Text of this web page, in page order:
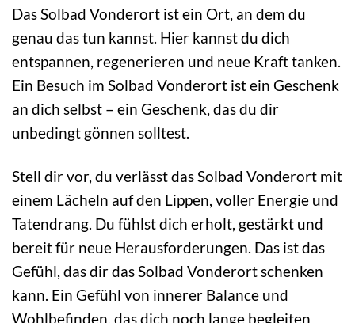
Das Solbad Vonderort ist ein Ort, an dem du
genau das tun kannst. Hier kannst du dich
entspannen, regenerieren und neue Kraft tanken.
Ein Besuch im Solbad Vonderort ist ein Geschenk
an dich selbst – ein Geschenk, das du dir
unbedingt gönnen solltest.
Stell dir vor, du verlässt das Solbad Vonderort mit
einem Lächeln auf den Lippen, voller Energie und
Tatendrang. Du fühlst dich erholt, gestärkt und
bereit für neue Herausforderungen. Das ist das
Gefühl, das dir das Solbad Vonderort schenken
kann. Ein Gefühl von innerer Balance und
Wohlbefinden, das dich noch lange begleiten